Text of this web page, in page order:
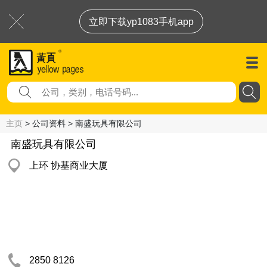
立即下载yp1083手机app
主页 > 公司资料 > 南盛玩具有限公司
南盛玩具有限公司
上环 协基商业大厦
2850 8126